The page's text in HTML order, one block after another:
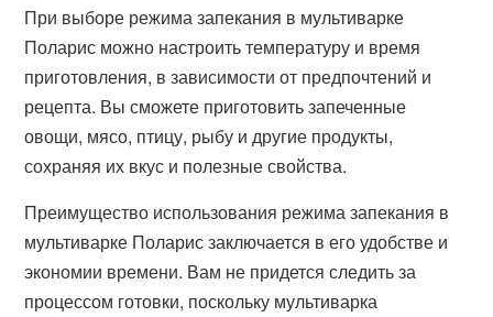
При выборе режима запекания в мультиварке
Поларис можно настроить температуру и время
приготовления, в зависимости от предпочтений и
рецепта. Вы сможете приготовить запеченные
овощи, мясо, птицу, рыбу и другие продукты,
сохраняя их вкус и полезные свойства.
Преимущество использования режима запекания в
мультиварке Поларис заключается в его удобстве и
экономии времени. Вам не придется следить за
процессом готовки, поскольку мультиварка